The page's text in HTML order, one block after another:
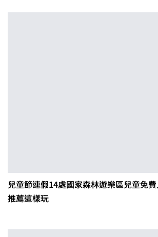
兒童節連假14處國家森林遊樂區兒童免
推薦這樣玩